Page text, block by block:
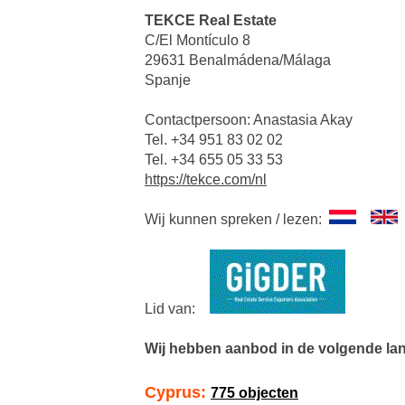
TEKCE Real Estate
C/El Montículo 8
29631 Benalmádena/Málaga
Spanje
Contactpersoon: Anastasia Akay
Tel. +34 951 83 02 02
Tel. +34 655 05 33 53
https://tekce.com/nl
Wij kunnen spreken / lezen:
Lid van:
Wij hebben aanbod in de volgende
Cyprus: 775 objecten